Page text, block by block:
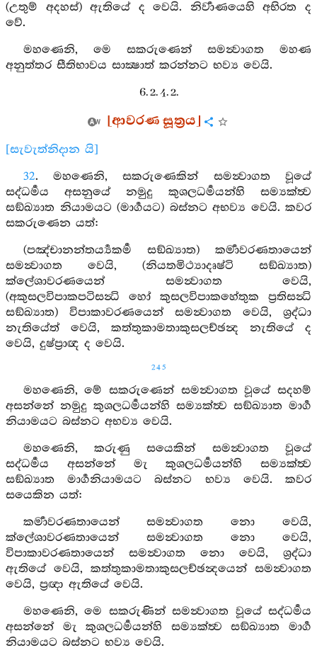
(උතුම් අදහස්) ඇතියේ ද වෙයි. නිර්‍වාණයෙහි අභිරත ද
වේ.
මහණෙනි, මෙ සකරුණෙන් සමන්‍වාගත මහණ
අනුත්තර සීතිභාවය සාක්‍ෂාත් කරන්නට භව්‍ය වෙයි.
6. 2. 4. 2.
[ආවරණ සූත්‍රය]
[සැවැත්නිදාන යි]
32. මහණෙනි, සකරුණෙකින් සමන්‍වාගත වූයේ
සද්ධර්‍මය අසනුයේ නමුදු කුශලධර්‍මයන්හි සම්‍යක්ත්‍ව
සඞ්ඛ්‍යාත නියාමයට (මාර්‍ගයට) බස්නට අභව්‍ය වෙයි. කවර
සකරුණෙන යත්:
(පඤ්චානන්තර්‍ය්‍යකර්‍ම සඞ්ඛ්‍යාත) කර්‍මාවරණතායෙන්
සමන්‍වාගත වෙයි, (නියතමිථ්‍යාදෘෂ්ටි සඞ්ඛ්‍යාත)
ක්ලේශාවරණයෙන් සමන්‍වාගත වෙයි,
(අකුසලවිපාකපටිසන්‍ධි හෝ කුසලවිපාකහේතුක ප්‍රතිසන්‍ධි
සඞ්ඛ්‍යාත) විපාකාවරණයෙන් සමන්‍වාගත වෙයි, ශ්‍රද්ධා
නැතියේත් වෙයි, කත්තුකාමතාකුසලච්ඡන්‍ද නැතියේ ද
වෙයි, දුෂ්ප්‍රාඥ ද වෙයි.
245
මහණෙනි, මේ සකරුණෙන් සමන්‍වාගත වූයේ සදහම්
අසන්නේ නමුදු කුශලධර්‍මයන්හි සම්‍යක්ත්‍ව සඞ්ඛ්‍යාත මාර්‍ග
නියාමයට බස්නට අභව්‍ය වෙයි.
මහණෙනි, කරුණු සයෙකින් සමන්‍වාගත වූයේ
සද්ධර්‍මය අසන්නේ මැ කුශලධර්‍මයන්හි සම්‍යක්ත්‍ව
සඞ්ඛ්‍යාත මාර්‍ගනියාමයට බස්නට භව්‍ය වෙයි. කවර
සයෙකින යත්:
කර්‍මාවරණතායෙන් සමන්‍වාගත නො වෙයි,
ක්ලේශාවරණතායෙන් සමන්‍වාගත නො වෙයි,
විපාකාවරණතායෙන් සමන්‍වාගත නො වෙයි, ශ්‍රද්ධා
ඇතියේ වෙයි, කත්තුකාමතාකුසලච්ඡන්‍දයෙන් සමන්‍වාගත
වෙයි, ප්‍රඥා ඇතියේ වෙයි.
මහණෙනි, මෙ සකරුණින් සමන්‍වාගත වූයේ සද්ධර්‍මය
අසන්නේ මැ කුශලධර්‍මයන්හි සම්‍යක්ත්‍ව සඞ්ඛ්‍යාත මාර්‍ග
නියාමයට බස්නට භව්‍ය වෙයි.